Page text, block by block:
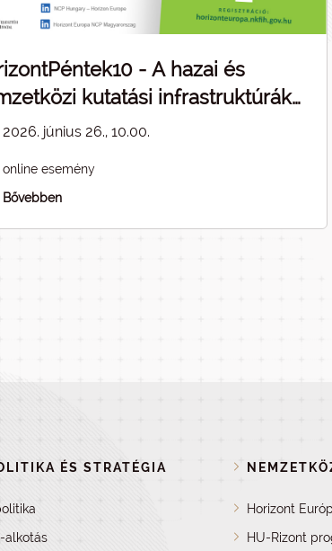
- A hazai és
kutatási infrastruktúrák
- ELMARAD
2026. június 26., 10.00.
online esemény
Bővebben
ÉS STRATÉGIA
alkotás
Horizont
HU-Rizont